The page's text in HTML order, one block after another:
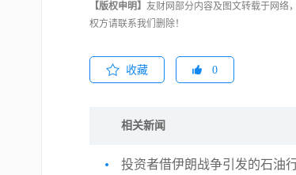
【版权申明】 友财网部分内容及图文转载于网络
权方请联系我们删除！
收藏 0
相关新闻
投资者借伊朗战争引发的石油